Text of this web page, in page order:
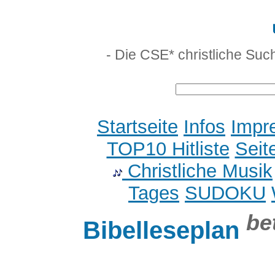
- Die CSE* christliche
Startseite Infos
TOP10 Hitliste
Christliche Musik
Tages SUDOKU
Bibelleseplan